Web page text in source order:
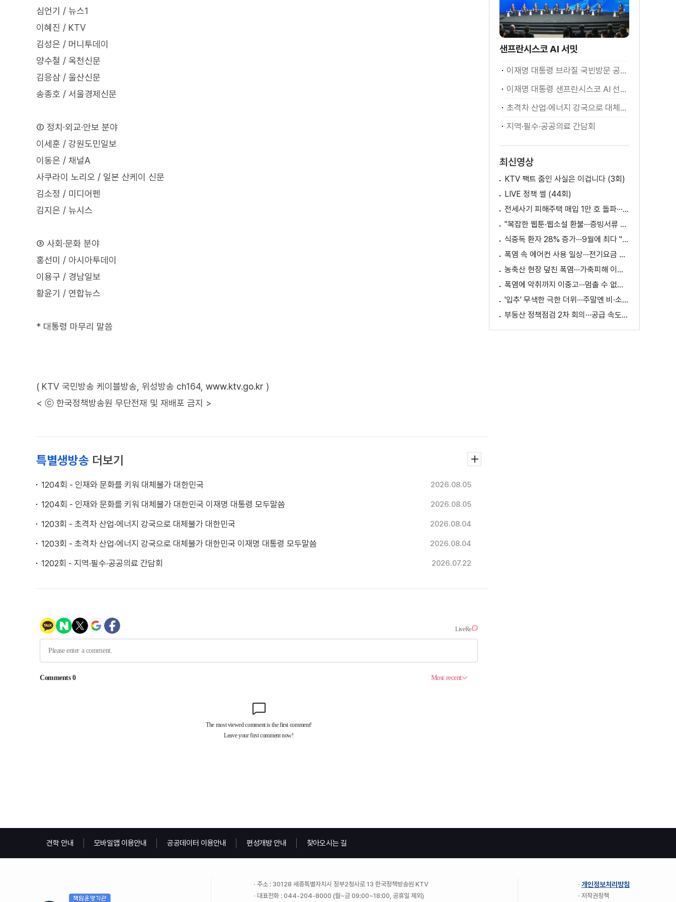
심언기 / 뉴스1
이혜진 / KTV
김성은 / 머니투데이
양수철 / 옥천신문
김응삼 / 울산신문
송종호 / 서울경제신문
② 정치·외교·안보 분야
이세훈 / 강원도민일보
이동은 / 채널A
사쿠라이 노리오 / 일본 산케이 신문
김소정 / 미디어펜
김지은 / 뉴시스
③ 사회·문화 분야
홍선미 / 아시아투데이
이용구 / 경남일보
황윤기 / 연합뉴스
* 대통령 마무리 말씀
( KTV 국민방송 케이블방송, 위성방송 ch164, www.ktv.go.kr )
< ⓒ 한국정책방송원 무단전재 및 재배포 금지 >
특별생방송 더보기
1204회 - 인재와 문화를 키워 대체불가 대한민국 2026.08.05
1204회 - 인재와 문화를 키워 대체불가 대한민국 이재명 대통령 모두말씀 2026.08.05
1203회 - 초격차 산업·에너지 강국으로 대체불가 대한민국 2026.08.04
1203회 - 초격차 산업·에너지 강국으로 대체불가 대한민국 이재명 대통령 모두말씀 2026.08.04
1202회 - 지역·필수·공공의료 간담회 2026.07.22
샌프란시스코 AI 서밋
이재명 대통령 브라질 국빈방문 공식환영식
이재명 대통령 샌프란시스코 AI 선언
초격차 산업·에너지 강국으로 대체불가 대한민국 이재명 대통령 모두말씀
지역·필수·공공의료 간담회
최신영상
KTV 팩트 줌인 사실은 이겁니다 (3회)
LIVE 정책 썰 (44회)
전세사기 피해주택 매입 1만 호 돌파···피해 지원 속도
"복잡한 웹툰·웹소설 환불···증빙서류 요구까지"
식중독 환자 28% 증가···9월에 최다 "입추 방심 금물"
폭염 속 에어컨 사용 일상···전기요금 줄이려면?
농축산 현장 덮친 폭염···가축피해 이틀 새 28만 마리↑
폭염에 악취까지 이중고···멈출 수 없는 필수노동
'입추' 무색한 극한 더위···주말엔 비·소나기
부동산 정책점검 2차 회의···공급 속도전 본격화하나
견학 안내 모바일앱 이용안내 공공데이터 이용안내 편성개방 안내 찾아오시는 길
주소 : 30128 세종특별자치시 정부2청사로 13 한국정책방송원 KTV
대표전화 : 044-204-8000 (월~금 09:00~18:00, 공휴일 제외)
개인정보처리방침
저작권정책